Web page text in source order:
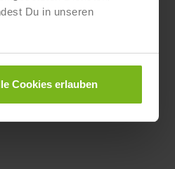
Du in unseren
Cookies erlauben